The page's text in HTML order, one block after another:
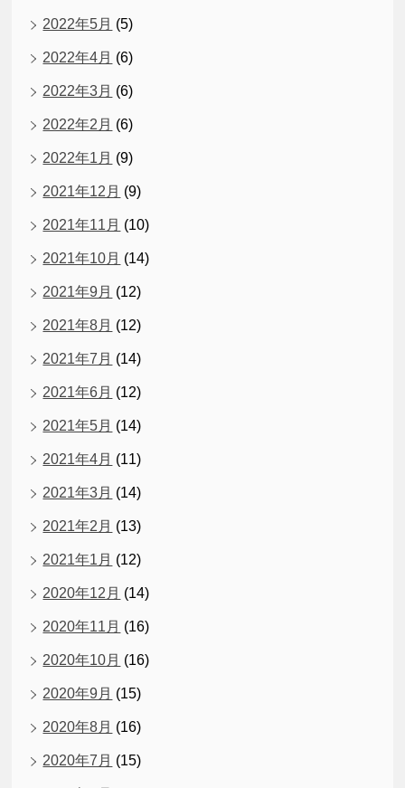
2022年5月 (5)
2022年4月 (6)
2022年3月 (6)
2022年2月 (6)
2022年1月 (9)
2021年12月 (9)
2021年11月 (10)
2021年10月 (14)
2021年9月 (12)
2021年8月 (12)
2021年7月 (14)
2021年6月 (12)
2021年5月 (14)
2021年4月 (11)
2021年3月 (14)
2021年2月 (13)
2021年1月 (12)
2020年12月 (14)
2020年11月 (16)
2020年10月 (16)
2020年9月 (15)
2020年8月 (16)
2020年7月 (15)